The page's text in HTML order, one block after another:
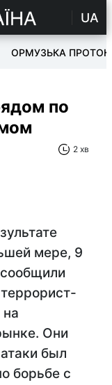
UA
ОРМУЗЬКА ПРОТОКА
по
2 хв
мере, 9
Они
был
борьбе с